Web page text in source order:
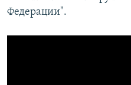
Федерации".